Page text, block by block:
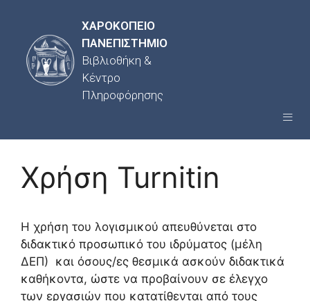
ΧΑΡΟΚΟΠΕΙΟ
ΠΑΝΕΠΙΣΤΗΜΙΟ
Βιβλιοθήκη &
Κέντρο
Πληροφόρησης
Χρήση Turnitin
Η χρήση του λογισμικού απευθύνεται στο
διδακτικό προσωπικό του ιδρύματος (μέλη
ΔΕΠ) και όσους/ες θεσμικά ασκούν διδακτικά
καθήκοντα, ώστε να προβαίνουν σε έλεγχο
των εργασιών που κατατίθενται από τους